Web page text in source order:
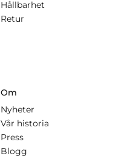
Hållbarhet
Retur
Om
Nyheter
Vår historia
Press
Blogg